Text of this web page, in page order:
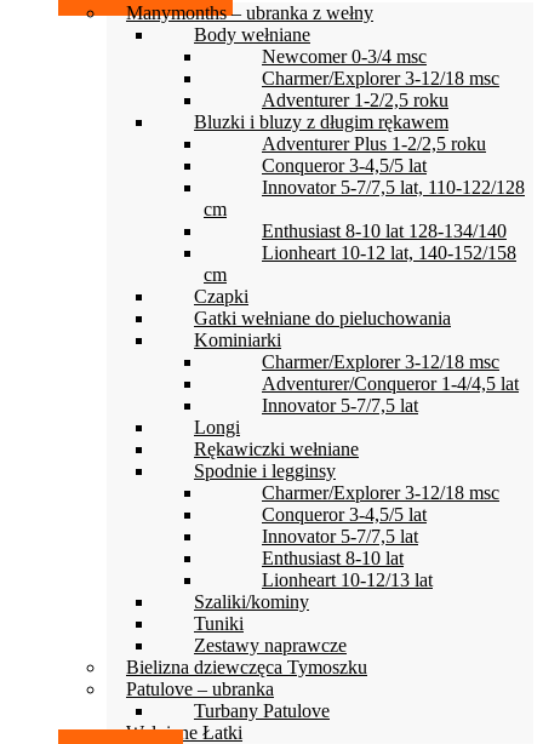
Manymonths – ubranka z wełny
Body wełniane
Newcomer 0-3/4 msc
Charmer/Explorer 3-12/18 msc
Adventurer 1-2/2,5 roku
Bluzki i bluzy z długim rękawem
Adventurer Plus 1-2/2,5 roku
Conqueror 3-4,5/5 lat
Innovator 5-7/7,5 lat, 110-122/128
cm
Enthusiast 8-10 lat 128-134/140
Lionheart 10-12 lat, 140-152/158
cm
Czapki
Gatki wełniane do pieluchowania
Kominiarki
Charmer/Explorer 3-12/18 msc
Adventurer/Conqueror 1-4/4,5 lat
Innovator 5-7/7,5 lat
Longi
Rękawiczki wełniane
Spodnie i legginsy
Charmer/Explorer 3-12/18 msc
Conqueror 3-4,5/5 lat
Innovator 5-7/7,5 lat
Enthusiast 8-10 lat
Lionheart 10-12/13 lat
Szaliki/kominy
Tuniki
Zestawy naprawcze
Bielizna dziewczęca Tymoszku
Patulove – ubranka
Turbany Patulove
Wełniane Łatki